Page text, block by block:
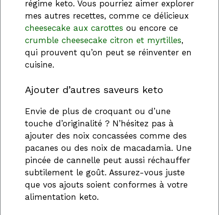
régime keto. Vous pourriez aimer explorer
mes autres recettes, comme ce délicieux
cheesecake aux carottes ou encore ce
crumble cheesecake citron et myrtilles,
qui prouvent qu’on peut se réinventer en
cuisine.
Ajouter d’autres saveurs keto
Envie de plus de croquant ou d’une
touche d’originalité ? N’hésitez pas à
ajouter des noix concassées comme des
pacanes ou des noix de macadamia. Une
pincée de cannelle peut aussi réchauffer
subtilement le goût. Assurez-vous juste
que vos ajouts soient conformes à votre
alimentation keto.